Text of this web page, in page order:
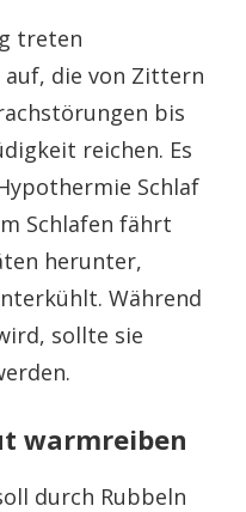
treten
auf, die von Zittern
bis
reichen. Es
Schlaf
Schlafen fährt
herunter,
Während
sollte sie
warmreiben
durch Rubbeln